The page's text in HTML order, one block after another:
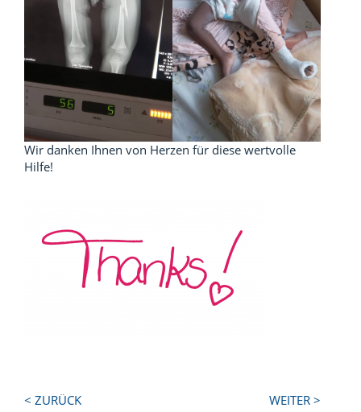
Wir danken Ihnen von Herzen für diese wertvolle
Hilfe!
Next
< ZURÜCK WEITER >